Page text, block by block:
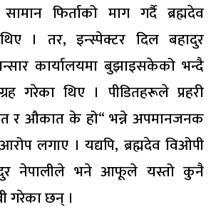
फिर्ताको माग गर्दै ब्रह्मदेव
। तर, इन्स्पेक्टर दिल बहादुर
कार्यालयमा बुझाइसकेको भन्दै
गरेका थिए । पीडितहरूले प्रहरी
र औकात के हो“ भन्ने अपमानजनक
लगाए । यद्यपि, ब्रह्मदेव विओपी
नेपालीले भने आफूले यस्तो कुनै
गरेका छन् ।